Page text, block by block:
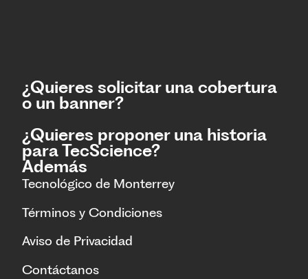
¿Quieres solicitar una cobertura
o un banner?
¿Quieres proponer una historia
para TecScience?
Además
Tecnológico de Monterrey
Términos y Condiciones
Aviso de Privacidad
Contáctanos